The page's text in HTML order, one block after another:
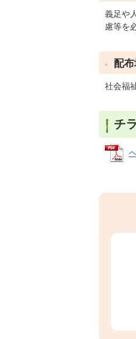
義足や
慮等を
配
社会福
チ